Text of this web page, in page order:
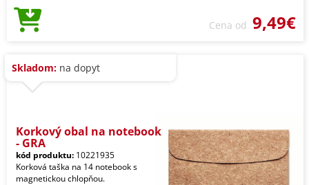
Cena od 9,49€
Skladom: na dopyt
Korkový obal na notebook
- GRA
kód produktu: 10221935
Korková taška na 14 notebook s
magnetickou chlopňou.